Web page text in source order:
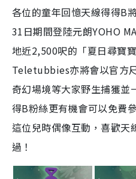
各位的童年回憶天線得得B
31日期間登陸元朗YOHO
地近2,500呎的「夏日尋寶
Teletubbies亦將會以官方
奇幻場境等大家野生捕獲並
得B粉絲更有機會可以免費
這位兒時偶像互動，喜歡天
過！